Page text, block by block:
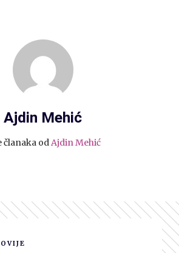
Ajdin Mehić
članaka od Ajdin Mehić